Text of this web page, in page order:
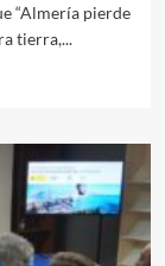
“Almería pierde
tierra,...